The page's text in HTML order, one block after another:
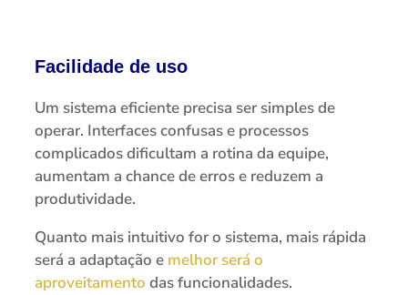
Facilidade de uso
Um sistema eficiente precisa ser simples de
operar. Interfaces confusas e processos
complicados dificultam a rotina da equipe,
aumentam a chance de erros e reduzem a
produtividade.
Quanto mais intuitivo for o sistema, mais rápida
será a adaptação e melhor será o
aproveitamento das funcionalidades.